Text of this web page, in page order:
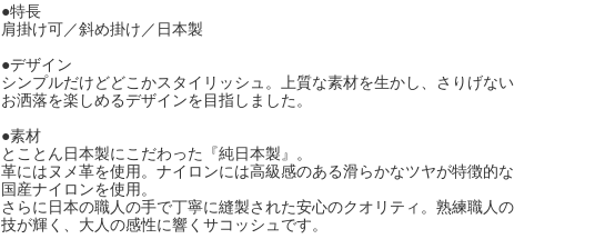
●特長
肩掛け可／斜め掛け／日本製
●デザイン
シンプルだけどどこかスタイリッシュ。上質な素材を生かし、さりげない
お洒落を楽しめるデザインを目指しました。
●素材
とことん日本製にこだわった『純日本製』。
革にはヌメ革を使用。ナイロンには高級感のある滑らかなツヤが特徴的な
国産ナイロンを使用。
さらに日本の職人の手で丁寧に縫製された安心のクオリティ。熟練職人の
技が輝く、大人の感性に響くサコッシュです。